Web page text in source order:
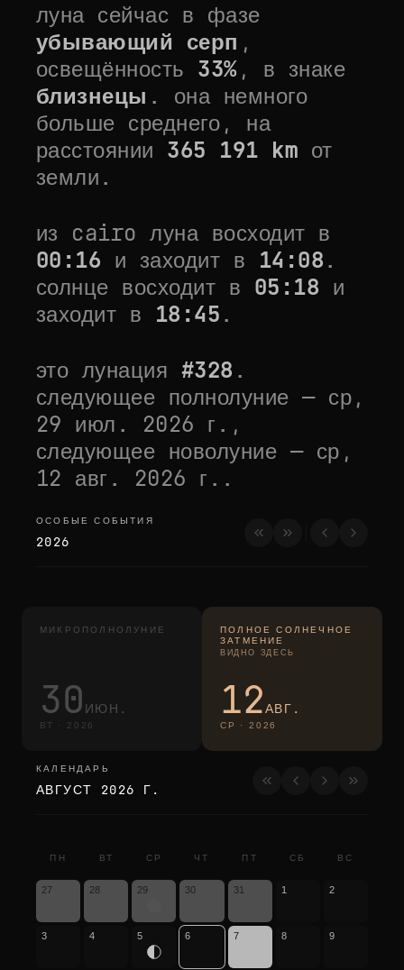
луна сейчас в фазе
убывающий серп ,
освещённость 33%, в знаке
близнецы . она немного
больше среднего, на
расстоянии 365 191 km от
земли.
из cairo луна восходит в
00:16 и заходит в 14:08.
солнце восходит в 05:18 и
заходит в 18:45.
это лунация #328 .
следующее полнолуние — ср,
29 июл. 2026 г. ,
следующее новолуние — ср,
12 авг. 2026 г. .
особые события
ОСОБЫЕ СОБЫТИЯ
2026
МИКРОПОЛНОЛУНИЕ
30 ИЮН.
ВТ · 2026
ПОЛНОЕ СОЛНЕЧНОЕ
ЗАТМЕНИЕ
ВИДНО ЗДЕСЬ
12АВГ.
СР · 2026
календарь
КАЛЕНДАРЬ
АВГУСТ 2026 Г.
ПН ВТ СР ЧТ ПТ СБ ВС
27 28 29 30 31 1 2
3 4 5 6 7 8 9